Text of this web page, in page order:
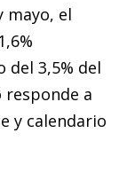
mayo, el
3,5% del
responde a
y calendario